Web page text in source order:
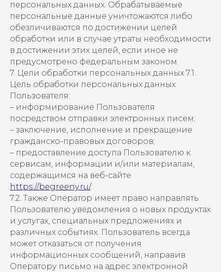
персональных данных. Обрабатываемые
персональные данные уничтожаются либо
обезличиваются по достижении целей
обработки или в случае утраты необходимости
в достижении этих целей, если иное не
предусмотрено федеральным законом.
7. Цели обработки персональных данных 7.1.
Цель обработки персональных данных
Пользователя:
– информирование Пользователя
посредством отправки электронных писем;
– заключение, исполнение и прекращение
гражданско-правовых договоров;
– предоставление доступа Пользователю к
сервисам, информации и/или материалам,
содержащимся на веб-сайте
https://begreeny.ru/.
7.2. Также Оператор имеет право направлять
Пользователю уведомления о новых продуктах
и услугах, специальных предложениях и
различных событиях. Пользователь всегда
может отказаться от получения
информационных сообщений, направив
Оператору письмо на адрес электронной